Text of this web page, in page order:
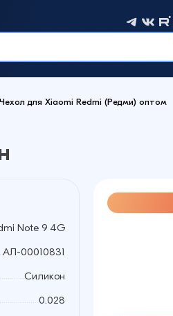
Чехол для Xiaomi Redmi (Редми) оптом
Note 9 4G
АЛ-00010831
Cиликон
0.028